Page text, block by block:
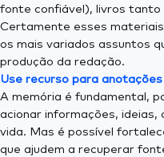
fonte confiável), livros tanto
Certamente esses
os mais variados assuntos
produção da redação.
Use recurso para
A memória é fundamental,
acionar informações, ideias,
vida. Mas é possível
que ajudem a recuperar